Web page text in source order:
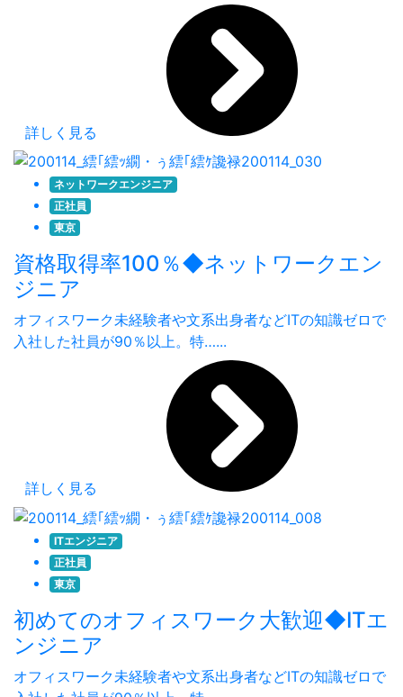
詳しく見る
ネットワークエンジニア
正社員
東京
資格取得率100％◆ネットワークエン
ジニア
オフィスワーク未経験者や文系出身者などITの知識ゼロで
入社した社員が90％以上。特…...
詳しく見る
ITエンジニア
正社員
東京
初めてのオフィスワーク大歓迎◆ITエ
ンジニア
オフィスワーク未経験者や文系出身者などITの知識ゼロで